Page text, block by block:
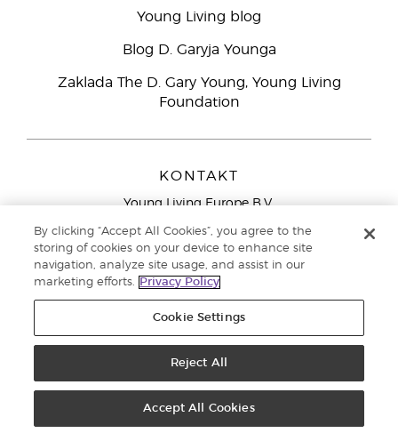
Young Living blog
Blog D. Garyja Younga
Zaklada The D. Gary Young, Young Living
Foundation
KONTAKT
Young Living Europe B.V.
9727 AJ Groningen
Sjedište tvrtke Young Living Europe Ltd.:
9000
Pravila o privatnosti
By clicking “Accept All Cookies”, you agree to the
storing of cookies on your device to enhance site
navigation, analyze site usage, and assist in our
marketing efforts.
Privacy Policy
Cookie Settings
Reject All
Accept All Cookies